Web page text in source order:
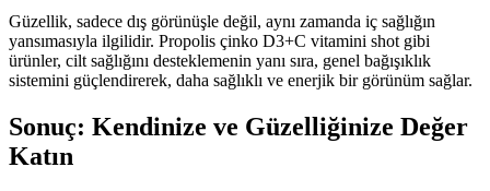
Güzellik, sadece dış görünüşle değil, aynı zamanda iç sağlığın
yansımasıyla ilgilidir. Propolis çinko D3+C vitamini shot gibi
ürünler, cilt sağlığını desteklemenin yanı sıra, genel bağışıklık
sistemini güçlendirerek, daha sağlıklı ve enerjik bir görünüm sağlar.
Sonuç: Kendinize ve Güzelliğinize Değer
Katın